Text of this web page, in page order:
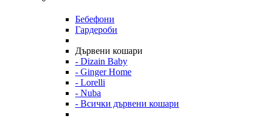
Бебефони
Гардероби
Дървени кошари
- Dizain Baby
- Ginger Home
- Lorelli
- Nuba
- Всички дървени кошари